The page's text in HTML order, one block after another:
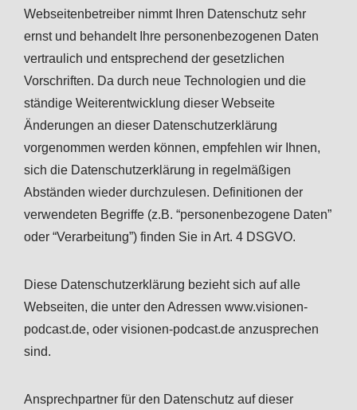
Webseitenbetreiber nimmt Ihren Datenschutz sehr
ernst und behandelt Ihre personenbezogenen Daten
vertraulich und entsprechend der gesetzlichen
Vorschriften. Da durch neue Technologien und die
ständige Weiterentwicklung dieser Webseite
Änderungen an dieser Datenschutzerklärung
vorgenommen werden können, empfehlen wir Ihnen,
sich die Datenschutzerklärung in regelmäßigen
Abständen wieder durchzulesen. Definitionen der
verwendeten Begriffe (z.B. “personenbezogene Daten”
oder “Verarbeitung”) finden Sie in Art. 4 DSGVO.
Diese Datenschutzerklärung bezieht sich auf alle
Webseiten, die unter den Adressen www.visionen-
podcast.de, oder visionen-podcast.de anzusprechen
sind.
Ansprechpartner für den Datenschutz auf dieser